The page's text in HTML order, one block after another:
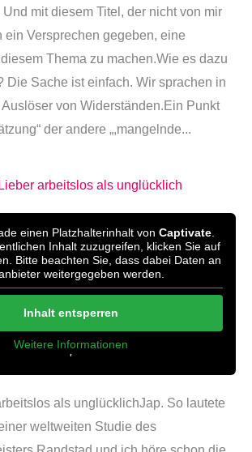
Und mit diesem Titel, der nicht von mir
ein Versprechen gegeben, eine
Thema zu machen.Wie es dazu
Die Sache ist einfach. Wir sprachen in
von Widerständen.Ein Punkt
der andere „,mangelnde...
arbeitslos als unglücklich
einen Platzhalterinhalt von Captivate
Inhalt zuzugreifen, klicken Sie auf
Bitte beachten Sie, dass dabei Daten an
weitergegeben werden.
Inhalt entsperren
Weitere Informationen
'
als unglücklichJap. So lautete
weltweiten Studie des